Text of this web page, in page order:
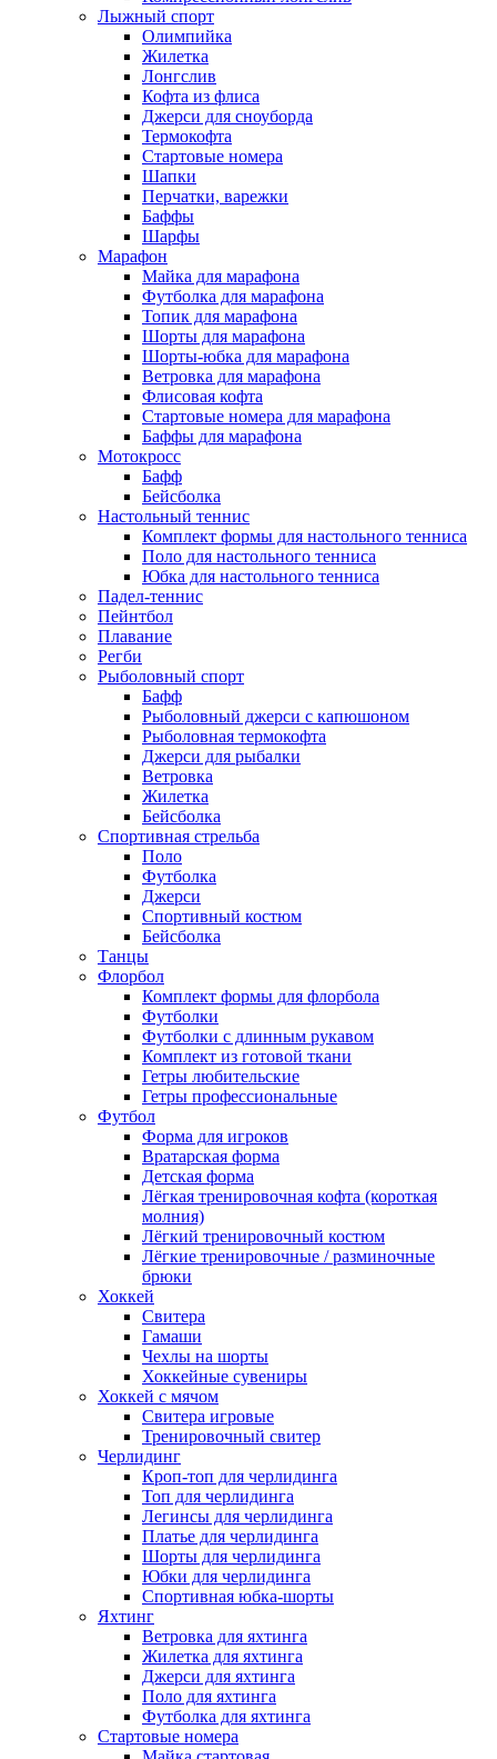
Лыжный спорт
Олимпийка
Жилетка
Лонгслив
Кофта из флиса
Джерси для сноуборда
Термокофта
Стартовые номера
Шапки
Перчатки, варежки
Баффы
Шарфы
Марафон
Майка для марафона
Футболка для марафона
Топик для марафона
Шорты для марафона
Шорты-юбка для марафона
Ветровка для марафона
Флисовая кофта
Стартовые номера для марафона
Баффы для марафона
Мотокросс
Бафф
Бейсболка
Настольный теннис
Комплект формы для настольного тенниса
Поло для настольного тенниса
Юбка для настольного тенниса
Падел-теннис
Пейнтбол
Плавание
Регби
Рыболовный спорт
Бафф
Рыболовный джерси с капюшоном
Рыболовная термокофта
Джерси для рыбалки
Ветровка
Жилетка
Бейсболка
Спортивная стрельба
Поло
Футболка
Джерси
Спортивный костюм
Бейсболка
Танцы
Флорбол
Комплект формы для флорбола
Футболки
Футболки с длинным рукавом
Комплект из готовой ткани
Гетры любительские
Гетры профессиональные
Футбол
Форма для игроков
Вратарская форма
Детская форма
Лёгкая тренировочная кофта (короткая
молния)
Лёгкий тренировочный костюм
Лёгкие тренировочные / разминочные
брюки
Хоккей
Свитера
Гамаши
Чехлы на шорты
Хоккейные сувениры
Хоккей с мячом
Свитера игровые
Тренировочный свитер
Черлидинг
Кроп-топ для черлидинга
Топ для черлидинга
Легинсы для черлидинга
Платье для черлидинга
Шорты для черлидинга
Юбки для черлидинга
Спортивная юбка-шорты
Яхтинг
Ветровка для яхтинга
Жилетка для яхтинга
Джерси для яхтинга
Поло для яхтинга
Футболка для яхтинга
Стартовые номера